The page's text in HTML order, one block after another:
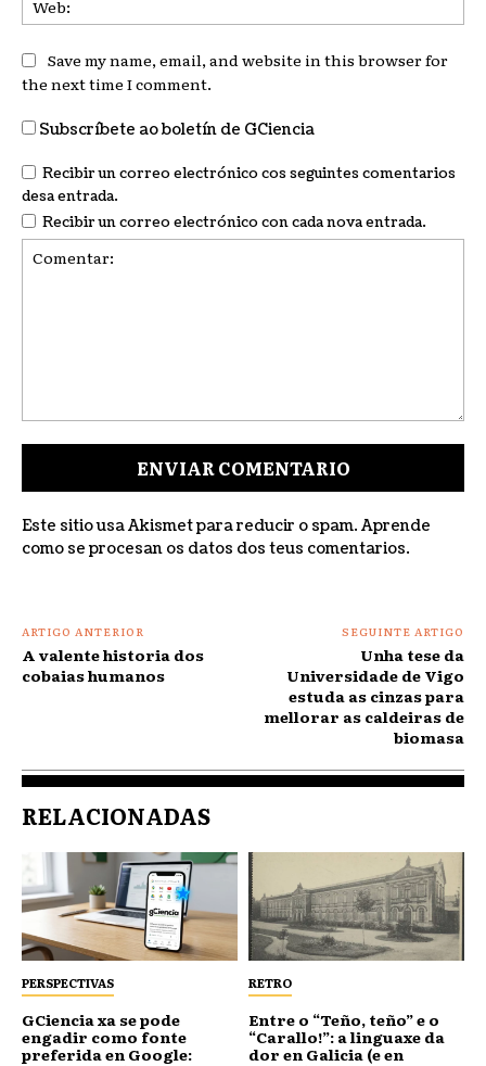
Save my name, email, and website in this browser for
the next time I comment.
Subscríbete ao boletín de GCiencia
Recibir un correo electrónico cos seguintes comentarios
desa entrada.
Recibir un correo electrónico con cada nova entrada.
Este sitio usa Akismet para reducir o spam. Aprende
como se procesan os datos dos teus comentarios.
ARTIGO ANTERIOR
A valente historia dos
cobaias humanos
SEGUINTE ARTIGO
Unha tese da
Universidade de Vigo
estuda as cinzas para
mellorar as caldeiras de
biomasa
RELACIONADAS
PERSPECTIVAS
GCiencia xa se pode
engadir como fonte
preferida en Google:
RETRO
Entre o “Teño, teño” e o
“Carallo!”: a linguaxe da
dor en Galicia (e en